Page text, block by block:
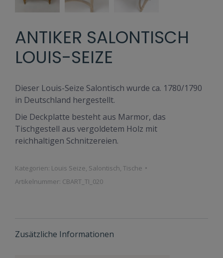
ANTIKER SALONTISCH
LOUIS-SEIZE
Dieser Louis-Seize Salontisch wurde ca. 1780/1790
in Deutschland hergestellt.
Die Deckplatte besteht aus Marmor, das
Tischgestell aus vergoldetem Holz mit
reichhaltigen Schnitzereien.
Kategorien: Louis Seize, Salontisch, Tische
Artikelnummer: CBART_TI_020
Zusätzliche Informationen